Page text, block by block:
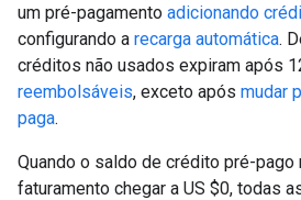
um pré-pagamento adicionando
configurando a recarga automática.
créditos não usados expiram após
reembolsáveis, exceto após mudar
paga.
Quando o saldo de crédito pré-pago
faturamento chegar a US $0, todas